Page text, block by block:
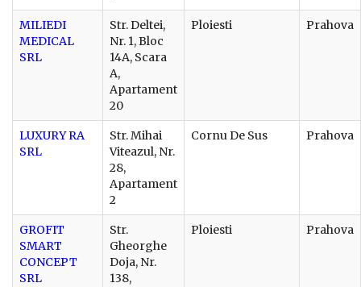
MILIEDI
MEDICAL
SRL
Str. Deltei,
Nr. 1, Bloc
14A, Scara
A,
Apartament
20
Ploiesti Prahova
LUXURY RA
SRL
Str. Mihai
Viteazul, Nr.
28,
Apartament
2
Cornu De Sus Prahova
GROFIT
SMART
CONCEPT
SRL
Str.
Gheorghe
Doja, Nr.
138,
Ploiesti Prahova